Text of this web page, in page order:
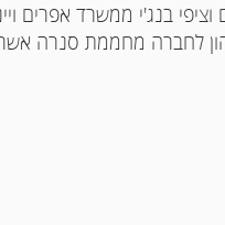
וציפי בנג'י ממשרד אפרים
הון לחברה מחממת סנרה